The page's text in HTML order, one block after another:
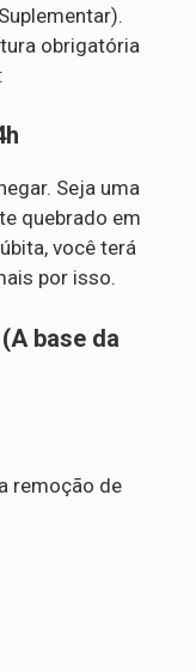
obrigatória
Seja uma
quebrado em
você terá
por isso.
base da
remoção de